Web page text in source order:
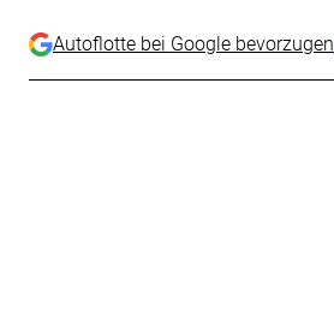
Autoflotte bei Google bevorzugen